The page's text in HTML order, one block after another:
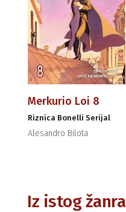
Merkurio Loi 8
Riznica Bonelli Serijal
Alesandro Bilota
Iz istog žanra